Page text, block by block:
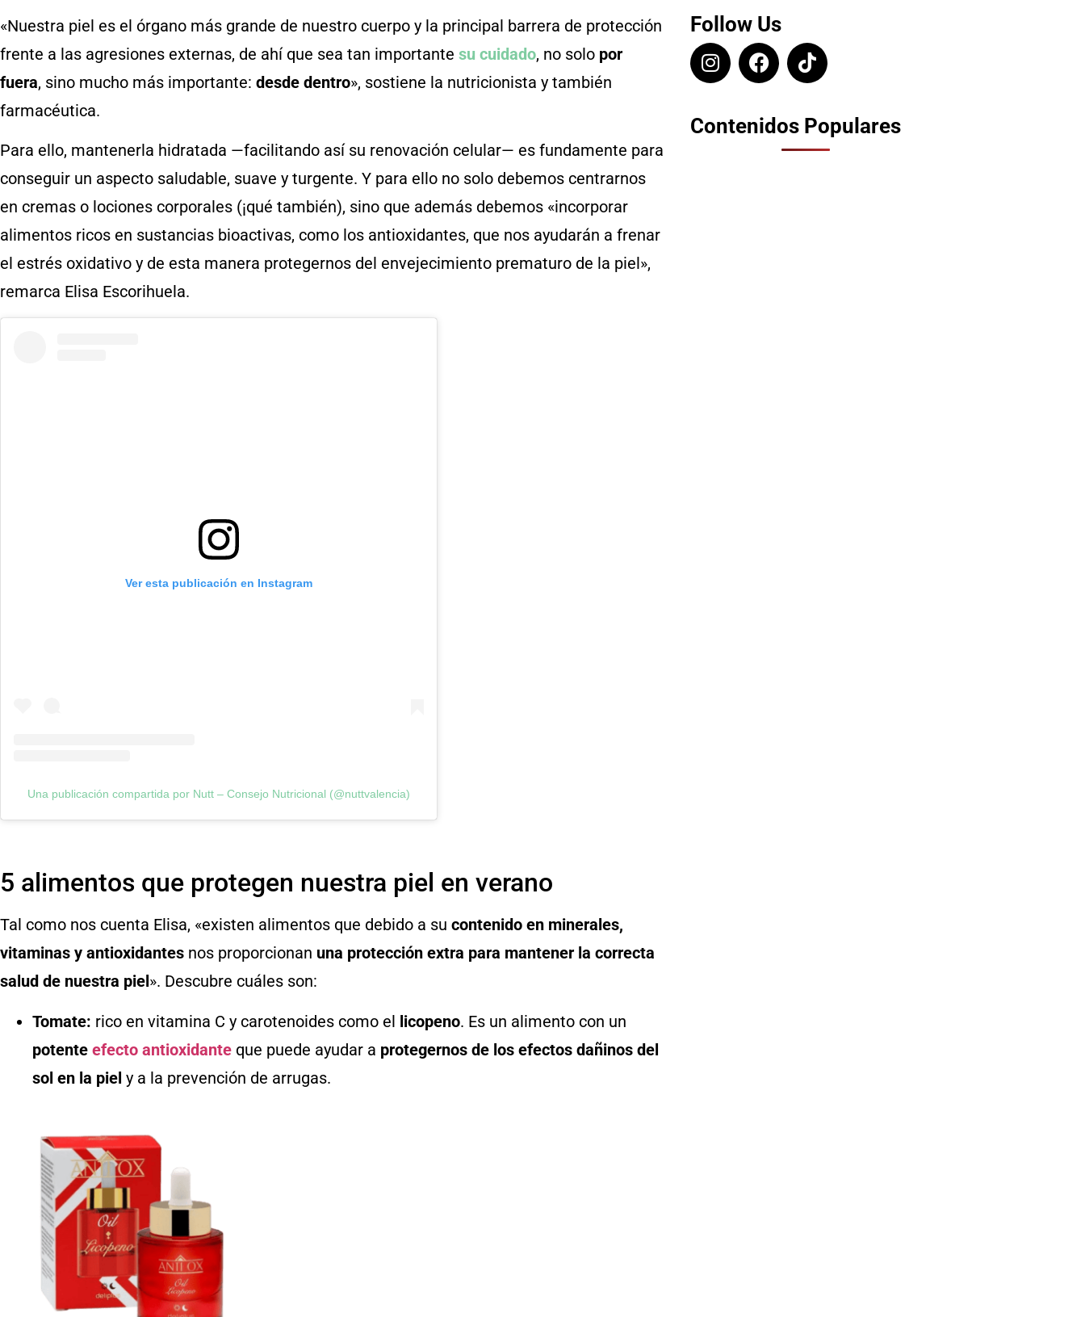
«Nuestra piel es el órgano más grande de nuestro cuerpo y la principal barrera de protección
frente a las agresiones externas, de ahí que sea tan importante su cuidado, no solo por
fuera, sino mucho más importante: desde dentro», sostiene la nutricionista y también
farmacéutica.
Para ello, mantenerla hidratada —facilitando así su renovación celular— es fundamente para
conseguir un aspecto saludable, suave y turgente. Y para ello no solo debemos centrarnos
en cremas o lociones corporales (¡qué también), sino que además debemos «incorporar
alimentos ricos en sustancias bioactivas, como los antioxidantes, que nos ayudarán a frenar
el estrés oxidativo y de esta manera protegernos del envejecimiento prematuro de la piel»,
remarca Elisa Escorihuela.
Ver esta publicación en Instagram
Una publicación compartida por Nutt – Consejo Nutricional (@nuttvalencia)
5 alimentos que protegen nuestra piel en verano
Tal como nos cuenta Elisa, «existen alimentos que debido a su contenido en minerales,
vitaminas y antioxidantes nos proporcionan una protección extra para mantener la correcta
salud de nuestra piel». Descubre cuáles son:
Tomate: rico en vitamina C y carotenoides como el licopeno. Es un alimento con un
potente efecto antioxidante que puede ayudar a protegernos de los efectos dañinos del
sol en la piel y a la prevención de arrugas.
Follow Us
Contenidos Populares